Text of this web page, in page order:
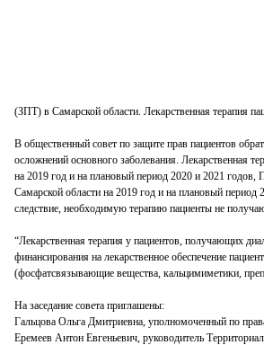
(ЗПТ) в Самарской области. Лекарственная терапия
В общественный совет по защите прав пациентов
осложнений основного заболевания. Лекарственная
на 2019 год и на плановый период 2020 и 2021 годов,
Самарской области на 2019 год и на плановый
следствие, необходимую терапию пациенты не
“Лекарственная терапия у пациентов, получающих
финансирования на лекарственное обеспечение
(фосфатсвязывающие вещества, кальцимиметики,
На заседание совета приглашены:
Гальцова Ольга Дмитриевна , уполномоченный по
Еремеев Антон Евгеньевич , руководитель